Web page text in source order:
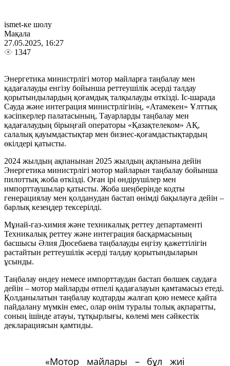
ismet-ке шолу
Мақала
27.05.2025, 16:27
1347
Энергетика министрлігі мотор майларға таңбалау мен
қадағалауды енгізу бойынша реттеушілік әсерді талдау
қорытындылардың қоғамдық талқылауды өткізді. Іс-шарада
Сауда және интеграция министрлігінің, «Атамекен» Ұлттық
кәсіпкерлер палатасының, Тауарларды таңбалау мен
қадағалаудың бірыңғай операторы «Қазақтелеком» АҚ,
салалық қауымдастықтар мен бизнес-қоғамдастықтардың
өкілдері қатысты.
2024 жылдың ақпанынан 2025 жылдың ақпанына дейін
Энергетика министрлігі мотор майларын таңбалау бойынша
пилоттық жоба өткізді. Оған ірі өндірушілер мен
импорттаушылар қатысты. Жоба шеңберінде кодты
генерациялау мен қолданудан бастап өнімді бақылауға дейін –
барлық кезеңдер тексерілді.
Мұнай-газ-химия және техникалық реттеу департаменті
Техникалық реттеу және интеграция басқармасының
басшысы Әлия Дюсебаева таңбалауды еңгізу қажеттілігін
растайтын реттеушілік әсерді талдау қорытындыларын
ұсынды.
Таңбалау өндеу немесе импорттаудан бастап бөлшек саудаға
дейін – мотор майларды өтпелі қадағалауын қамтамасыз етеді.
Қолданылатын таңбалау кодтарды жалғап қою немесе қайта
пайдалану мүмкін емес, олар өнім туралы толық ақпаратты,
соның ішінде атауы, тұтқырлығы, көлемі мен сәйкестік
декларациясын қамтиды.
«Мотор майлары – бұл жиі